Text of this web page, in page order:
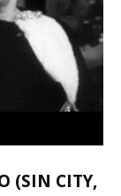
(SIN CITY,